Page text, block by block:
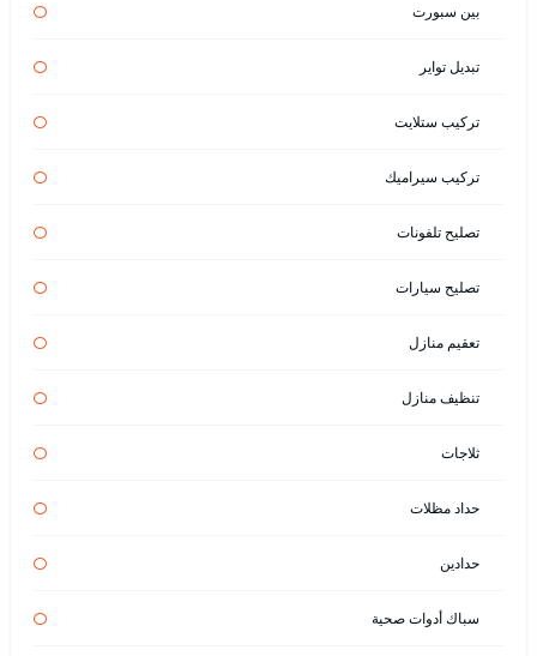
بين سبورت
تبديل تواير
تركيب ستلايت
تركيب سيراميك
تصليح تلفونات
تصليح سيارات
تعقيم منازل
تنظيف منازل
ثلاجات
حداد مظلات
حدادين
سباك أدوات صحية